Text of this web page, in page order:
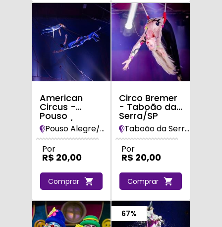
American
Circus -
Pouso
Alegre/MG
Pouso Alegre/MG
Por
R$ 20,00
Comprar
Circo Bremer
- Taboão da
Serra/SP
Taboão da Serra /SP
Por
R$ 20,00
Comprar
67%